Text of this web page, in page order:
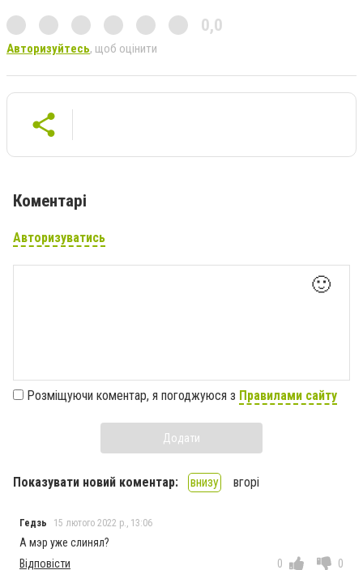
0,0
Авторизуйтесь, щоб оцінити
Коментарі
Авторизуватись
🙂
Розміщуючи коментар, я погоджуюся з Правилами сайту
Додати
Показувати новий коментар: внизу вгорі
Гедзь 15 лютого 2022 р., 13:06
А мэр уже слинял?
Відповісти
0 0